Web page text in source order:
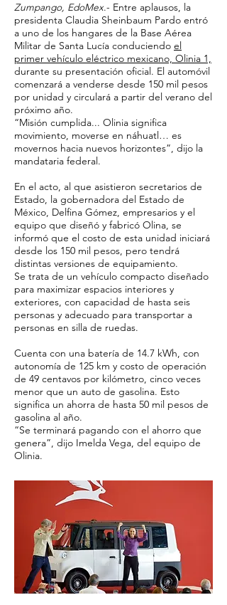
Zumpango, EdoMex.- Entre aplausos, la
presidenta Claudia Sheinbaum Pardo entró
a uno de los hangares de la Base Aérea
Militar de Santa Lucía conduciendo el
primer vehículo eléctrico mexicano, Olinia 1,
durante su presentación oficial. El automóvil
comenzará a venderse desde 150 mil pesos
por unidad y circulará a partir del verano del
próximo año.
“Misión cumplida... Olinia significa
movimiento, moverse en náhuatl… es
movernos hacia nuevos horizontes”, dijo la
mandataria federal.
En el acto, al que asistieron secretarios de
Estado, la gobernadora del Estado de
México, Delfina Gómez, empresarios y el
equipo que diseñó y fabricó Olina, se
informó que el costo de esta unidad iniciará
desde los 150 mil pesos, pero tendrá
distintas versiones de equipamiento.
Se trata de un vehículo compacto diseñado
para maximizar espacios interiores y
exteriores, con capacidad de hasta seis
personas y adecuado para transportar a
personas en silla de ruedas.
Cuenta con una batería de 14.7 kWh, con
autonomía de 125 km y costo de operación
de 49 centavos por kilómetro, cinco veces
menor que un auto de gasolina. Esto
significa un ahorra de hasta 50 mil pesos de
gasolina al año.
“Se terminará pagando con el ahorro que
genera”, dijo Imelda Vega, del equipo de
Olinia.